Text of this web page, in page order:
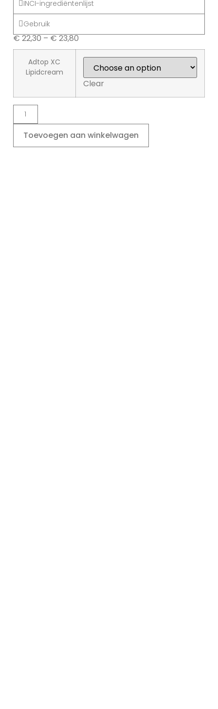
INCI-ingrediëntenlijst
Gebruik
€22,30–€23,80
Adtop XC
Lipidcream
Clear
Toevoegen aan winkelwagen